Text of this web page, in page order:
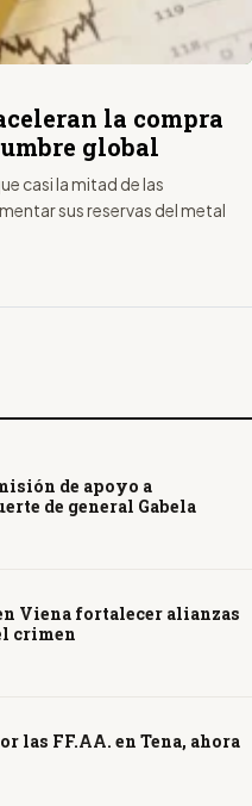
la compra
global
casi la mitad de las
sus reservas del metal
de apoyo a
de general Gabela
Viena fortalecer alianzas
crimen
las FF.AA. en Tena, ahora